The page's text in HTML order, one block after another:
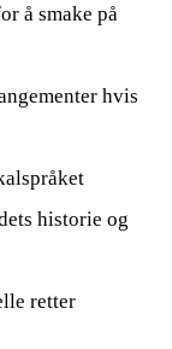
å smake på
hvis
historie og
retter